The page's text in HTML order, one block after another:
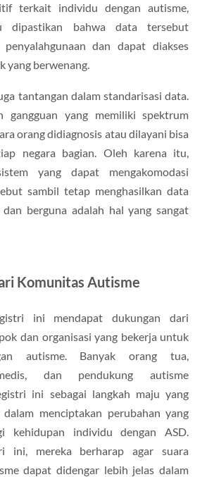
terkait individu dengan autisme,
dipastikan bahwa data tersebut
dan dapat diakses
yang berwenang.
tantangan dalam standarisasi data.
gangguan yang memiliki spektrum
orang didiagnosis atau dilayani bisa
negara bagian. Oleh karena itu,
yang dapat mengakomodasi
sambil tetap menghasilkan data
berguna adalah hal yang sangat
Komunitas Autisme
ini mendapat dukungan dari
dan organisasi yang bekerja untuk
autisme. Banyak orang tua,
dan pendukung autisme
ini sebagai langkah maju yang
menciptakan perubahan yang
kehidupan individu dengan ASD.
ini, mereka berharap agar suara
dapat didengar lebih jelas dalam